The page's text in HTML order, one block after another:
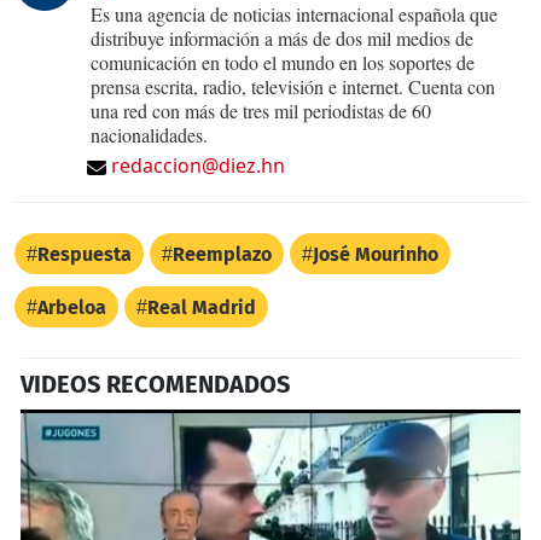
Es una agencia de noticias internacional española que
distribuye información a más de dos mil medios de
comunicación en todo el mundo en los soportes de
prensa escrita, radio, televisión e internet. Cuenta con
una red con más de tres mil periodistas de 60
nacionalidades.
redaccion@diez.hn
Respuesta Reemplazo José Mourinho
Arbeloa Real Madrid
VIDEOS RECOMENDADOS